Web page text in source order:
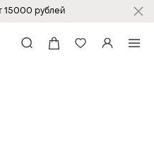
15000 рублей